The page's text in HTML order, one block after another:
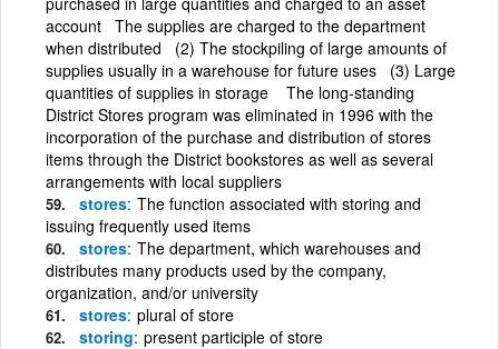
account The supplies are charged to the department
when distributed (2) The stockpiling of large amounts of
supplies usually in a warehouse for future uses (3) Large
quantities of supplies in storage The long-standing
District Stores program was eliminated in 1996 with the
incorporation of the purchase and distribution of stores
items through the District bookstores as well as several
arrangements with local suppliers
stores The function associated with storing and
issuing frequently used items
stores The department, which warehouses and
distributes many products used by the company,
organization, and/or university
stores plural of store
storing present participle of store